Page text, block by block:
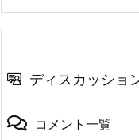
ディスカッショ
コメント一覧